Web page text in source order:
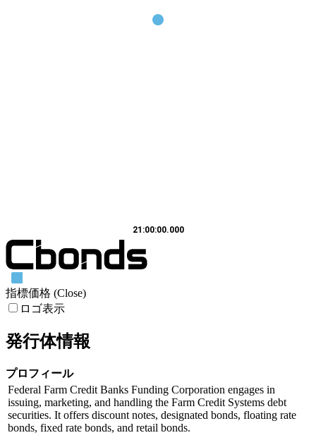
21:00:00.000
指標価格 (Close)
ロゴ表示
発行体情報
プロフィール
Federal Farm Credit Banks Funding Corporation engages in
issuing, marketing, and handling the Farm Credit Systems debt
securities. It offers discount notes, designated bonds, floating rate
bonds, fixed rate bonds, and retail bonds.